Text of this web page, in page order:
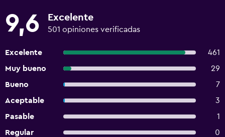
9,6 Excelente
501 opiniones verificadas
Excelente
461
Muy bueno
29
Bueno
7
Aceptable
3
Pasable
1
Regular
0